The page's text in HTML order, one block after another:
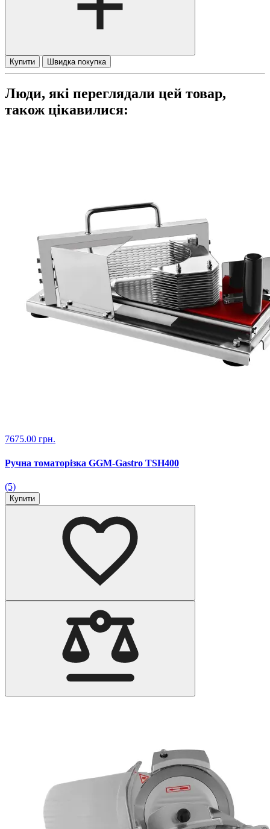
Купити Швидка покупка
Люди, які переглядали цей товар,
також цікавилися:
7675.00 грн.
Ручна томаторізка GGM-Gastro TSH400
(5)
Купити